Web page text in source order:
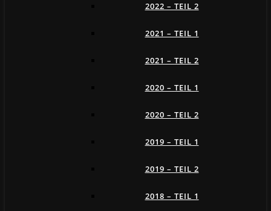
2022 – TEIL 2
2021 – TEIL 1
2021 – TEIL 2
2020 – TEIL 1
2020 – TEIL 2
2019 – TEIL 1
2019 – TEIL 2
2018 – TEIL 1